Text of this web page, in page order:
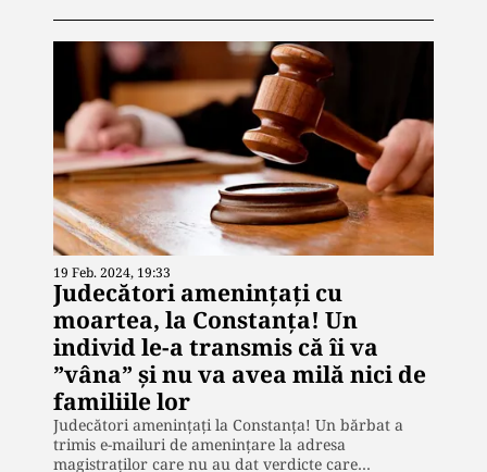
19 Feb. 2024, 19:33
Judecători amenințați cu
moartea, la Constanța! Un
individ le-a transmis că îi va
”vâna” și nu va avea milă nici de
familiile lor
Judecători amenințați la Constanța! Un bărbat a
trimis e-mailuri de amenințare la adresa
magistraților care nu au dat verdicte care…